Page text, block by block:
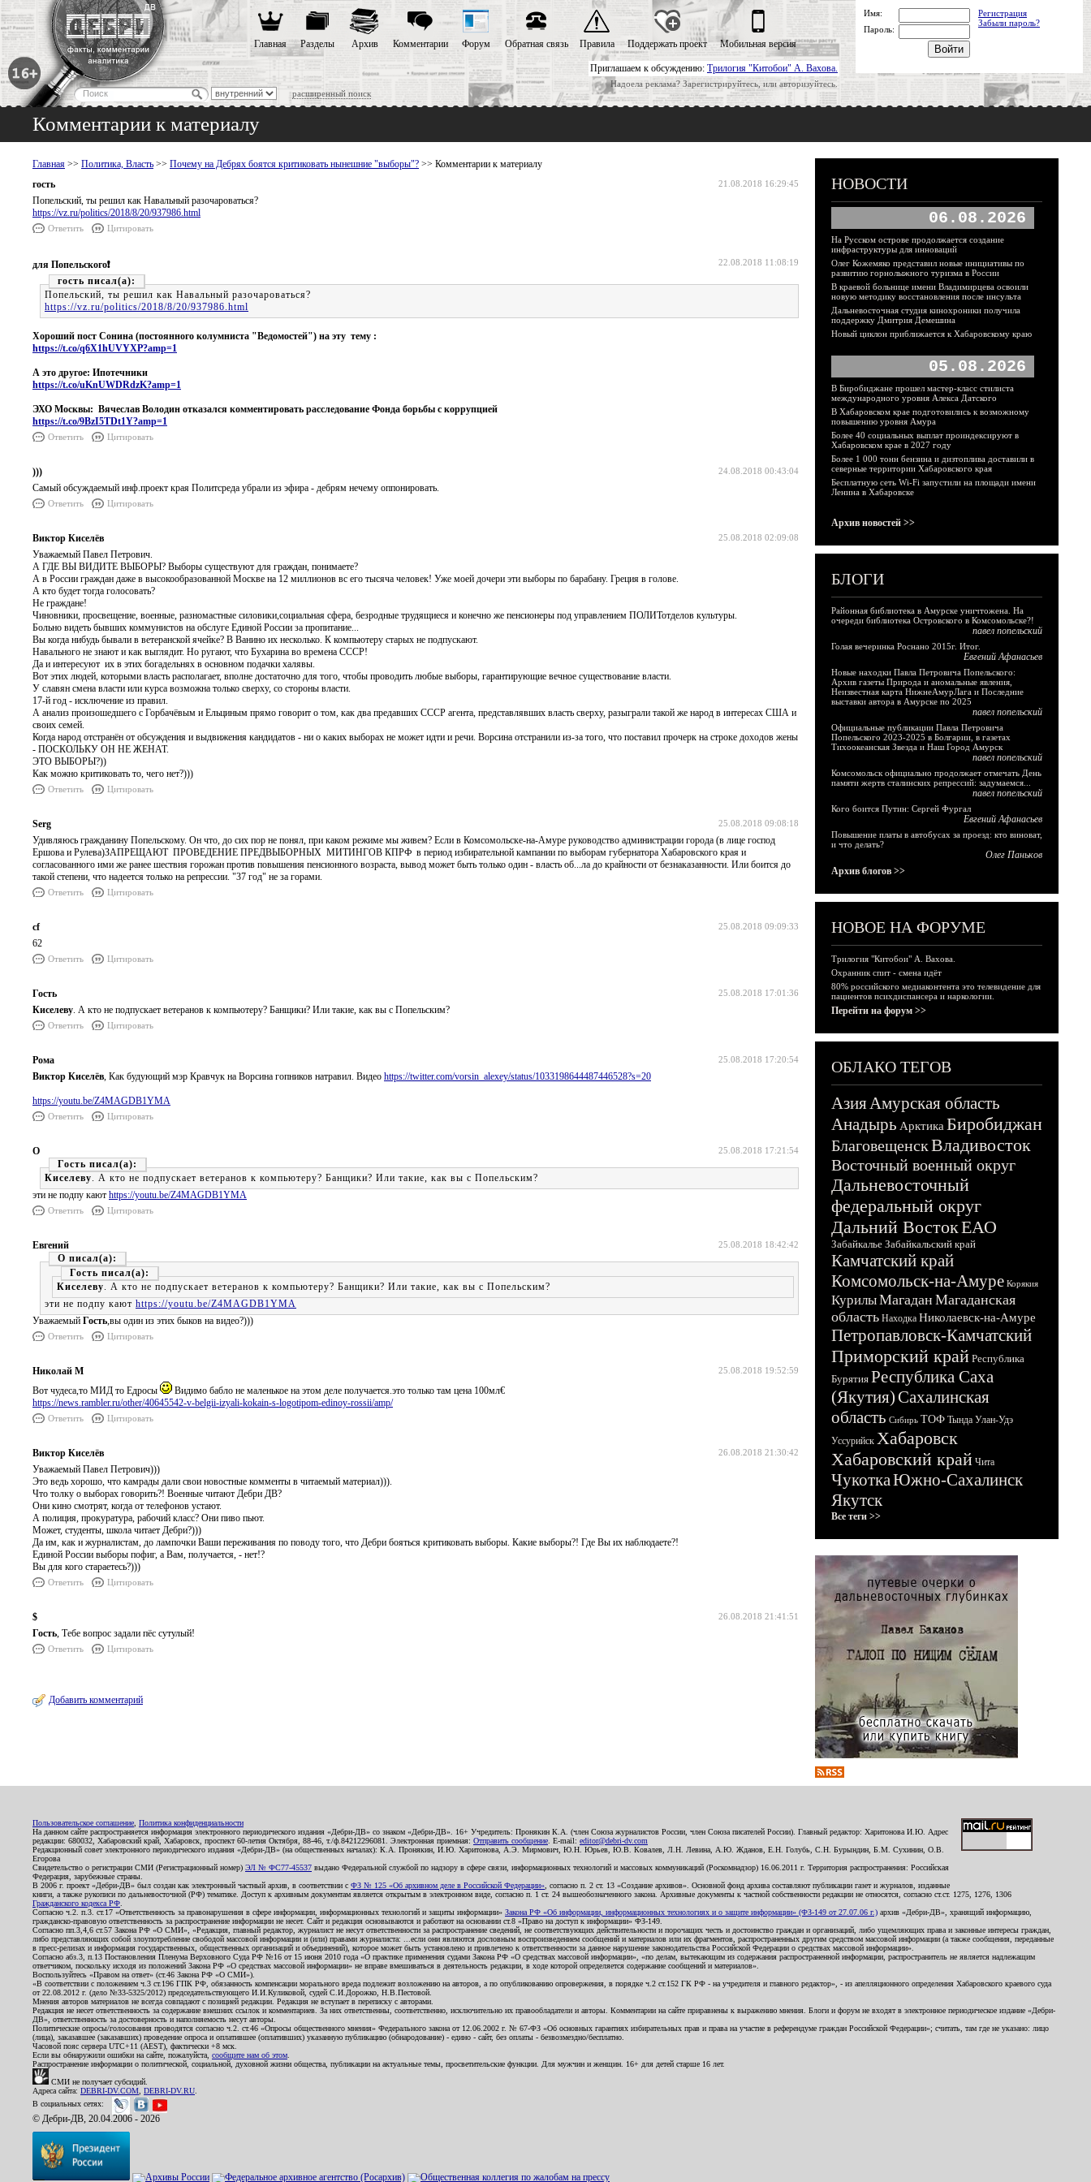
Приглашаем к обсуждению: Трилогия "Китобои" А. Вахова.
Надоела реклама? Зарегистрируйтесь, или авторизуйтесь.
расширенный поиск
Главная Разделы Архив Комментарии Форум Обратная связь Правила Поддержать проект Мобильная версия
Имя:
Регистрация
Забыли пароль?
Пароль:
Комментарии к материалу
Главная >> Политика, Власть >> Почему на Дебрях боятся критиковать нынешние "выборы"? >> Комментарии к материалу
21.08.2018 16:29:45
гость
Попельский, ты решил как Навальный разочароваться?
https://vz.ru/politics/2018/8/20/937986.html
Ответить Цитировать
22.08.2018 11:08:19
для Попельского❗️
гость
Попельский, ты решил как Навальный разочароваться?
https://vz.ru/politics/2018/8/20/937986.html
Хороший пост Сонина (постоянного колумниста "Ведомостей") на эту тему :
https://t.co/q6X1hUVYXP?amp=1
А это другое: Ипотечники
https://t.co/uKnUWDRdzK?amp=1
ЭХО Москвы: Вячеслав Володин отказался комментировать расследование Фонда борьбы с коррупцией
https://t.co/9BzI5TDt1Y?amp=1
Ответить Цитировать
24.08.2018 00:43:04
)))
Самый обсуждаемый инф.проект края Политсреда убрали из эфира - дебрям нечему оппонировать.
Ответить Цитировать
25.08.2018 02:09:08
Виктор Киселёв
Уважаемый Павел Петрович.
А ГДЕ ВЫ ВИДИТЕ ВЫБОРЫ? Выборы существуют для граждан, понимаете?
А в России граждан даже в высокообразованной Москве на 12 миллионов вс его тысяча человек! Уже моей дочери эти выборы по барабану. Греция в голове.
А кто будет тогда голосовать?
Не граждане!
Чиновники, просвещение, военные, разномастные силовики,социальная сфера, безродные трудящиеся и конечно же пенсионеры под управлением ПОЛИТотделов культуры.
Больно видеть бывших коммунистов на обслуге Единой России за пропитание...
Вы когда нибудь бывали в ветеранской ячейке? В Ванино их несколько. К компьютеру старых не подпускают.
Навального не знают и как выглядит. Но ругают, что Бухарина во времена СССР!
Да и интересуют их в этих богадельнях в основном подачки халявы.
Вот этих людей, которыми власть располагает, вполне достаточно для того, чтобы проводить любые выборы, гарантирующие вечное существование власти.
У славян смена власти или курса возможна только сверху, со стороны власти.
17-й год - исключение из правил.
А анализ произошедшего с Горбачёвым и Ельциным прямо говорит о том, как два предавших СССР агента, представлявших власть сверху, разыграли такой же народ в интересах США и
своих семей.
Когда народ отстранён от обсуждения и выдвижения кандидатов - ни о каких выборах не может идти и речи. Ворсина отстранили из-за того, что поставил прочерк на строке доходов жены
- ПОСКОЛЬКУ ОН НЕ ЖЕНАТ.
ЭТО ВЫБОРЫ?))
Как можно критиковать то, чего нет?)))
Ответить Цитировать
25.08.2018 09:08:18
Serg
Удивляюсь гражданину Попельскому. Он что, до сих пор не понял, при каком режиме мы живем? Если в Комсомольске-на-Амуре руководство администрации города (в лице господ
Ершова и Рулева)ЗАПРЕЩАЮТ ПРОВЕДЕНИЕ ПРЕДВЫБОРНЫХ МИТИНГОВ КПРФ в период избирательной кампании по выборам губернатора Хабаровского края и
согласованного ими же ранее шествия горожан против повышения пенсионного возраста, вывод может быть только один - власть об...ла до крайности от безнаказанности. Или боится до
такой степени, что надеется только на репрессии. "37 год" не за горами.
Ответить Цитировать
25.08.2018 09:09:33
сf
62
Ответить Цитировать
25.08.2018 17:01:36
Гость
Киселеву. А кто не подпускает ветеранов к компьютеру? Банщики? Или такие, как вы с Попельским?
Ответить Цитировать
25.08.2018 17:20:54
Рома
Виктор Киселёв, Как будующий мэр Кравчук на Ворсина гопников натравил. Видео https://twitter.com/vorsin_alexey/status/1033198644487446528?s=20
https://youtu.be/Z4MAGDB1YMA
Ответить Цитировать
25.08.2018 17:21:54
О
Гость
Киселеву. А кто не подпускает ветеранов к компьютеру? Банщики? Или такие, как вы с Попельским?
эти не подпу кают https://youtu.be/Z4MAGDB1YMA
Ответить Цитировать
25.08.2018 18:42:42
Евгений
О
Гость
Киселеву. А кто не подпускает ветеранов к компьютеру? Банщики? Или такие, как вы с Попельским?
эти не подпу кают https://youtu.be/Z4MAGDB1YMA
Уважаемый Гость,вы один из этих быков на видео?)))
Ответить Цитировать
25.08.2018 19:52:59
Николай М
Вот чудеса,то МИД то Едросы
Видимо бабло не маленькое на этом деле получается.это только там цена 100мл€
https://news.rambler.ru/other/40645542-v-belgii-izyali-kokain-s-logotipom-edinoy-rossii/amp/
Ответить Цитировать
26.08.2018 21:30:42
Виктор Киселёв
Уважаемый Павел Петрович)))
Это ведь хорошо, что камрады дали свои новостные комменты в читаемый материал))).
Что толку о выборах говорить?! Военные читают Дебри ДВ?
Они кино смотрят, когда от телефонов устают.
А полиция, прокуратура, рабочий класс? Они пиво пьют.
Может, студенты, школа читает Дебри?)))
Да им, как и журналистам, до лампочки Ваши переживания по поводу того, что Дебри бояться критиковать выборы. Какие выборы?! Где Вы их наблюдаете?!
Единой России выборы пофиг, а Вам, получается, - нет!?
Вы для кого стараетесь?)))
Ответить Цитировать
26.08.2018 21:41:51
$
Гость, Тебе вопрос задали пёс сутулый!
Ответить Цитировать
Добавить комментарий
НОВОСТИ
06.08.2026
На Русском острове продолжается создание
инфраструктуры для инноваций
Олег Кожемяко представил новые инициативы по
развитию горнолыжного туризма в России
В краевой больнице имени Владимирцева освоили
новую методику восстановления после инсульта
Дальневосточная студия кинохроники получила
поддержку Дмитрия Демешина
Новый циклон приближается к Хабаровскому краю
05.08.2026
В Биробиджане прошел мастер-класс стилиста
международного уровня Алекса Датского
В Хабаровском крае подготовились к возможному
повышению уровня Амура
Более 40 социальных выплат проиндексируют в
Хабаровском крае в 2027 году
Более 1 000 тонн бензина и дизтоплива доставили в
северные территории Хабаровского края
Бесплатную сеть Wi-Fi запустили на площади имени
Ленина в Хабаровске
Архив новостей >>
БЛОГИ
Районная библиотека в Амурске уничтожена. На
очереди библиотека Островского в Комсомольске?!
павел попельский
Голая вечеринка Роснано 2015г. Итог.
Евгений Афанасьев
Новые находки Павла Петровича Попельского:
Архив газеты Природа и аномальные явления,
Неизвестная карта НижнеАмурЛага и Последние
выставки автора в Амурске по 2025
павел попельский
Официальные публикации Павла Петровича
Попельского 2023-2025 в Болгарии, в газетах
Тихоокеанская Звезда и Наш Город Амурск
павел попельский
Комсомольск официально продолжает отмечать День
памяти жертв сталинских репрессий: задумаемся...
павел попельский
Кого боится Путин: Сергей Фургал
Евгений Афанасьев
Повышение платы в автобусах за проезд: кто виноват,
и что делать?
Олег Паньков
Архив блогов >>
НОВОЕ НА ФОРУМЕ
Трилогия "Китобои" А. Вахова.
Охранник спит - смена идёт
80% российского медиаконтента это телевидение для
пациентов психдиспансера и наркологии.
Перейти на форум >>
ОБЛАКО ТЕГОВ
АзияАмурская область
Анадырь Арктика Биробиджан
БлаговещенскВладивосток
Восточный военный округ
Дальневосточный
федеральный округ
Дальний ВостокЕАО
Забайкалье Забайкальский край
Камчатский край
Комсомольск-на-Амуре Корякия
КурилыМагадан Магаданская
область Находка Николаевск-на-Амуре
Петропавловск-Камчатский
Приморский край Республика
Бурятия Республика Саха
(Якутия)Сахалинская
область Сибирь ТОФ Тында Улан-Удэ
Уссурийск Хабаровск
Хабаровский край Чита
ЧукоткаЮжно-Сахалинск
Якутск
Все теги >>
Пользовательское соглашение Политика конфиденциальности
На данном сайте распространяется информация электронного периодического издания «Дебри-ДВ» со знаком «Дебри-ДВ». 16+ Учредитель: Пронякин К.А. (член Союза журналистов России, член Союза писателей России). Главный редактор: Харитонова И.Ю. Адрес
редакции: 680032, Хабаровский край, Хабаровск, проспект 60-летия Октября, 88-46, т./ф.84212296081. Электронная приемная: Отправить сообщение . E-mail: editor@debri-dv.com
Редакционный совет электронного периодического издания «Дебри-ДВ» (на общественных началах): К.А. Пронякин, И.Ю. Харитонова, А.Э. Мирмович, Ю.Н. Юрьев, Ю.В. Ковалев, Л.Н. Левина, А.Ю. Жданов, Е.Н. Голубь, С.Н. Бурындин, Б.М. Сухинин, О.В.
Егорова
Свидетельство о регистрации СМИ (Регистрационный номер) ЭЛ № ФС77-45537 выдано Федеральной службой по надзору в сфере связи, информационных технологий и массовых коммуникаций (Роскомнадзор) 16.06.2011 г. Территория распространения: Российская
Федерация, зарубежные страны.
В 2006 г. проект «Дебри-ДВ» был создан как электронный частный архив, в соответствии с ФЗ № 125 «Об архивном деле в Российской Федерации» , согласно п. 2 ст. 13 «Создание архивов». Основной фонд архива составляют публикации газет и журналов, изданные
книги, а также рукописи по дальневосточной (РФ) тематике. Доступ к архивным документам является открытым в электронном виде, согласно п. 1 ст. 24 вышеобозначенного закона. Архивные документы к частной собственности редакции не относятся, согласно ст.ст. 1275, 1276, 1306
Гражданского кодекса РФ
Согласно ч.2. п.3. ст.17 «Ответственность за правонарушения в сфере информации, информационных технологий и защиты информации» Закона РФ «Об информации, информационных технологиях и о защите информации» (ФЗ-149 от 27.07.06 г.) архив «Дебри-ДВ», хранящий информацию,
гражданско-правовую ответственность за распространение информации не несет. Сайт и редакция основываются и работают на основании ст.8 «Право на доступ к информации» ФЗ-149.
Согласно пп.3,4,6 ст.57 Закона РФ «О СМИ», «Редакция, главный редактор, журналист не несут ответственности за распространение сведений, не соответствующих действительности и порочащих честь и достоинство граждан и организаций, либо ущемляющих права и законные интересы граждан,
либо представляющих собой злоупотребление свободой массовой информации и (или) правами журналиста: ...если они являются дословным воспроизведением сообщений и материалов или их фрагментов, распространенных другим средством массовой информации (а также сообщения, переданные
в пресс-релизах и информация государственных, общественных организаций и объединений), которое может быть установлено и привлечено к ответственности за данное нарушение законодательства Российской Федерации о средствах массовой информации».
Согласно абз.3, п.13 Постановления Пленума Верховного Суда РФ №16 от 15 июня 2010 года «О практике применения судами Закона РФ «О средствах массовой информации», «по делам, вытекающим из содержания распространенной информации, распространитель не является надлежащим
ответчиком, поскольку исходя из положений Закона РФ «О средствах массовой информации» не вправе вмешиваться в деятельность редакции, в ходе которой определяется содержание сообщений и материалов».
Воспользуйтесь «Правом на ответ» (ст.46 Закона РФ «О СМИ»).
«В соответствии с положением ч.3 ст.196 ГПК РФ, обязанность компенсации морального вреда подлежит возложению на авторов, а по опубликованию опровержения, в порядке ч.2 ст.152 ГК РФ - на учредителя и главного редактор», - из апелляционного определения Хабаровского краевого суда
от 22.08.2012 г. (дело №33-5325/2012) председательствующего И.И.Куликовой, судей С.И.Дорожко, Н.В.Пестовой.
Мнения авторов материалов не всегда совпадают с позицией редакции. Редакция не вступает в переписку с авторами.
Редакция не несет ответственность за содержание внешних ссылок и комментариев. За них ответственны, соответственно, исключительно их правообладатели и авторы. Комментарии на сайте приравнены к выражению мнения. Блоги и форум не входят в электронное периодическое издание «Дебри-
ДВ», ответственность за достоверность и наполняемость несут авторы.
Политические опросы/голосования проводятся согласно ч.2. ст.46 «Опросы общественного мнения» Федерального закона от 12.06.2002 г. № 67-ФЗ «Об основных гарантиях избирательных прав и права на участие в референдуме граждан Российской Федерации»; считать, там где не указано: лицо
(лица), заказавшее (заказавших) проведение опроса и оплатившее (оплативших) указанную публикацию (обнародование) - едино - сайт, без оплаты - безвозмездно/бесплатно.
Часовой пояс сервера UTC+11 (AEST), фактически +8 мск.
Если вы обнаружили ошибки на сайте, пожалуйста, сообщите нам об этом
Распространение информации о политической, социальной, духовной жизни общества, публикации на актуальные темы, просветительские функции. Для мужчин и женщин. 16+ для детей старше 16 лет.
СМИ не получает субсидий.
Адреса сайта: DEBRI-DV.COM DEBRI-DV.RU
В социальных сетях:
© Дебри-ДВ, 20.04.2006 - 2026